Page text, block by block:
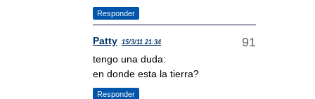
Responder
Patty 15/3/11 21:34
tengo una duda:
en donde esta la tierra?
Responder